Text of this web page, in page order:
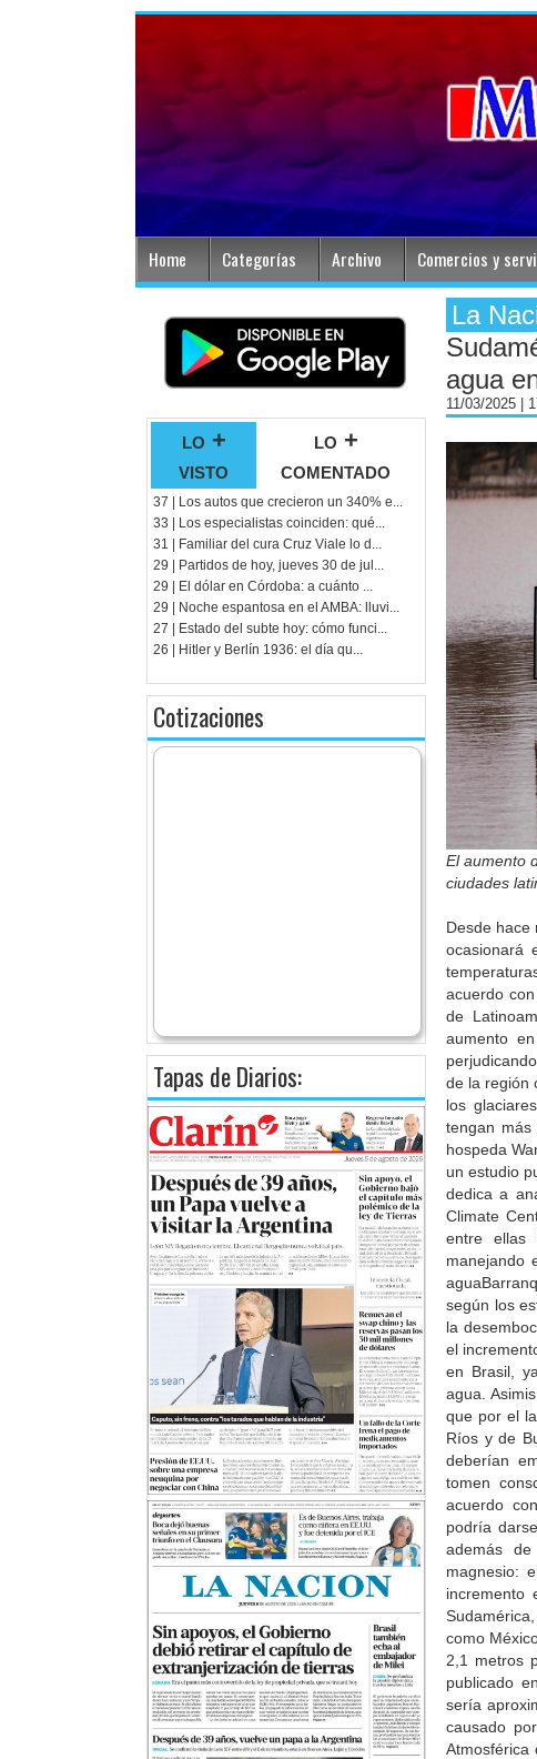
Home Categorías Archivo Comercios y
lo +
visto
lo +
comentado
37 | Los autos que crecieron un 340% e...
33 | Los especialistas coinciden: qué...
31 | Familiar del cura Cruz Viale lo d...
29 | Partidos de hoy, jueves 30 de jul...
29 | El dólar en Córdoba: a cuánto ...
29 | Noche espantosa en el AMBA: lluvi...
27 | Estado del subte hoy: cómo funci...
26 | Hitler y Berlín 1936: el día qu...
Cotizaciones
Tapas de Diarios:
La
agua
11/03/2025 |
El aumento
ciudades
Desde hace
ocasionará
acuerdo
de
aumento
de la región
los
tengan
hospeda
un estudio
dedica a
Climate
entre ellas
manejando
según los
la
el
en Brasil,
agua.
que por el
Ríos y de
deberían
tomen
acuerdo
podría
además
magnesio:
incremento
como
2,1 metros
publicado
sería
causado
Atmosférica